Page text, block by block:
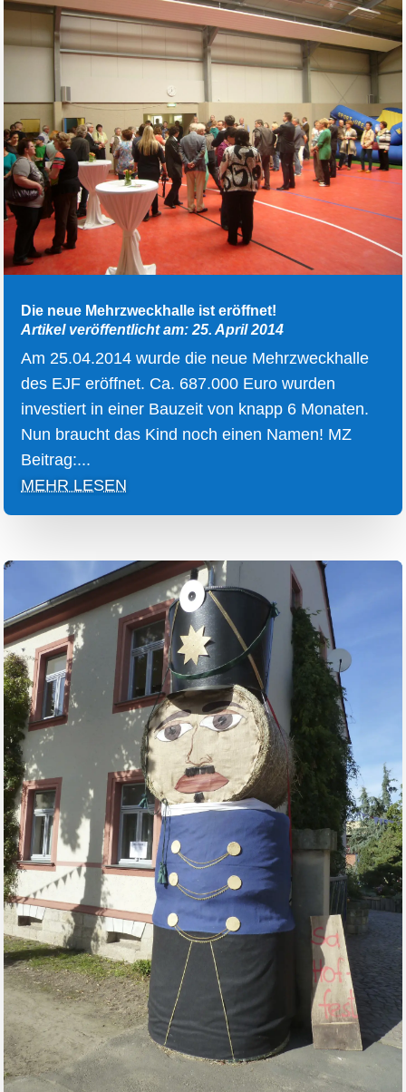
Die neue Mehrzweckhalle ist eröffnet!
Artikel veröffentlicht am: 25. April 2014
Am 25.04.2014 wurde die neue Mehrzweckhalle
des EJF eröffnet. Ca. 687.000 Euro wurden
investiert in einer Bauzeit von knapp 6 Monaten.
Nun braucht das Kind noch einen Namen! MZ
Beitrag:...
MEHR LESEN